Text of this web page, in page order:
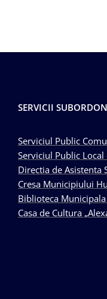
SERVICII
Serviciul Public
Serviciul Public
Directia de Asistenta
Cresa Municipiului
Biblioteca Municipala
Casa de Cultura